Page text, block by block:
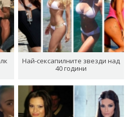
Най-сексапилните звезди над
40 години